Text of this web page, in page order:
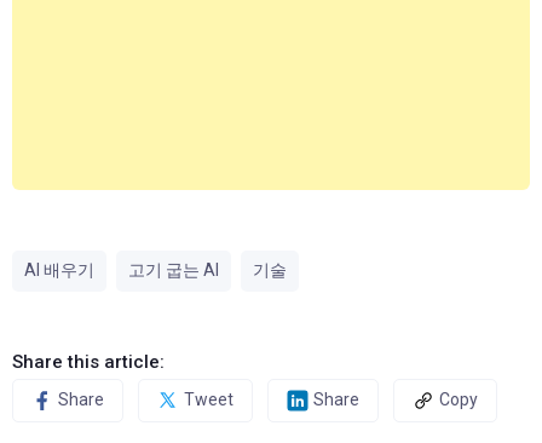
AI 배우기 고기 굽는 AI 기술
Share this article:
Share Tweet Share Copy